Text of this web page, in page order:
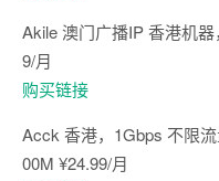
Akile 澳门广播IP 香港机
9/月
购买链接
Acck 香港，1Gbps 不限
00M ¥24.99/月